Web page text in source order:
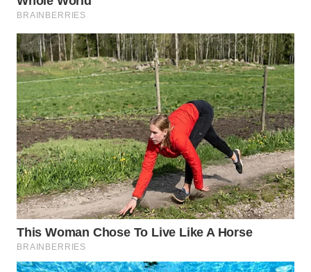
WN
KALTIM
WN
SULSEL
WN
GORONTALO
WN
SULUT
WN
MALUKU
WN